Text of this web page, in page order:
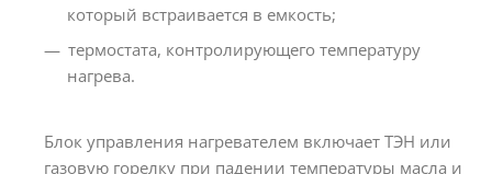
который встраивается в емкость;
термостата, контролирующего температуру
нагрева.
Блок управления нагревателем включает ТЭН или
газовую горелку при падении температуры масла и